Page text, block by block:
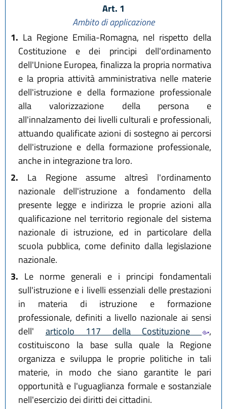
Art. 1
Ambito di applicazione
1. La Regione Emilia-Romagna, nel rispetto della
Costituzione e dei principi dell'ordinamento
dell'Unione Europea, finalizza la propria normativa
e la propria attività amministrativa nelle materie
dell'istruzione e della formazione professionale
alla valorizzazione della persona e
all'innalzamento dei livelli culturali e professionali,
attuando qualificate azioni di sostegno ai percorsi
dell'istruzione e della formazione professionale,
anche in integrazione tra loro.
2. La Regione assume altresì l'ordinamento
nazionale dell'istruzione a fondamento della
presente legge e indirizza le proprie azioni alla
qualificazione nel territorio regionale del sistema
nazionale di istruzione, ed in particolare della
scuola pubblica, come definito dalla legislazione
nazionale.
3. Le norme generali e i principi fondamentali
sull'istruzione e i livelli essenziali delle prestazioni
in materia di istruzione e formazione
professionale, definiti a livello nazionale ai sensi
dell' articolo 117 della Costituzione
,
costituiscono la base sulla quale la Regione
organizza e sviluppa le proprie politiche in tali
materie, in modo che siano garantite le pari
opportunità e l'uguaglianza formale e sostanziale
nell'esercizio dei diritti dei cittadini.